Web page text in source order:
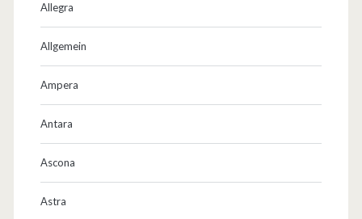
e
Allegra
Allgemein
Ampera
Antara
Ascona
Astra